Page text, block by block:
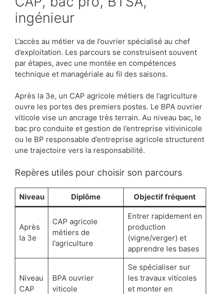
ingénieur
L’accès au métier va de l’ouvrier spécialisé au chef
d’exploitation. Les parcours se construisent souvent
par étapes, avec une montée en compétences
technique et managériale au fil des saisons.
Après la 3e, un CAP agricole métiers de l’agriculture
ouvre les portes des premiers postes. Le BPA ouvrier
viticole vise un ancrage très terrain. Au niveau bac, le
bac pro conduite et gestion de l’entreprise vitivinicole
ou le BP responsable d’entreprise agricole structurent
une trajectoire vers la responsabilité.
Repères utiles pour choisir son parcours
Niveau Diplôme Objectif fréquent
Après
la 3e
CAP agricole
métiers de
l’agriculture
Entrer rapidement en
production
(vigne/verger) et
apprendre les bases
Niveau
CAP
BPA ouvrier
viticole
Se spécialiser sur
les travaux viticoles
et monter en